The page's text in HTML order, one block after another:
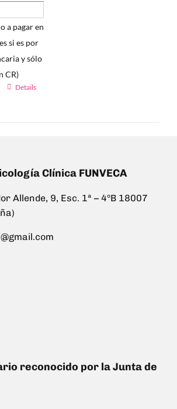
a pagar en
si es por
y sólo
CR)
Details
Clínica FUNVECA
Allende, 9, Esc. 1ª – 4ºB 18007
reconocido por la Junta de